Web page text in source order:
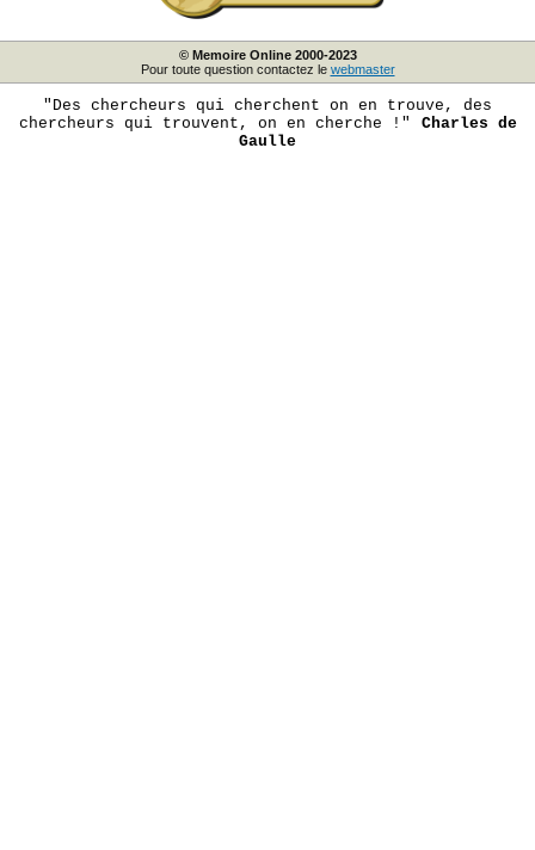
© Memoire Online 2000-2023
Pour toute question contactez le webmaster
"Des chercheurs qui cherchent on en trouve, des
chercheurs qui trouvent, on en cherche !"
Charles de
Gaulle